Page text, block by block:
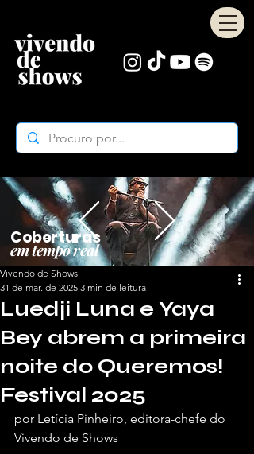
Coberturas
em tempo real
Luedji Luna e Yaya
Bey abrem a primeira
noite do Queremos!
Festival 2025
Vivendo de Shows
31 de mar. de 2025 3 min de leitura
por Letícia Pinheiro, editora-chefe do
Vivendo de Shows